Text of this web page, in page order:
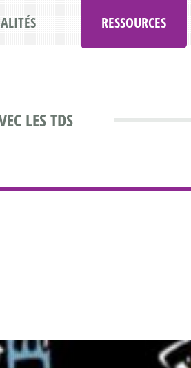
LES TDS
RESSOURCES